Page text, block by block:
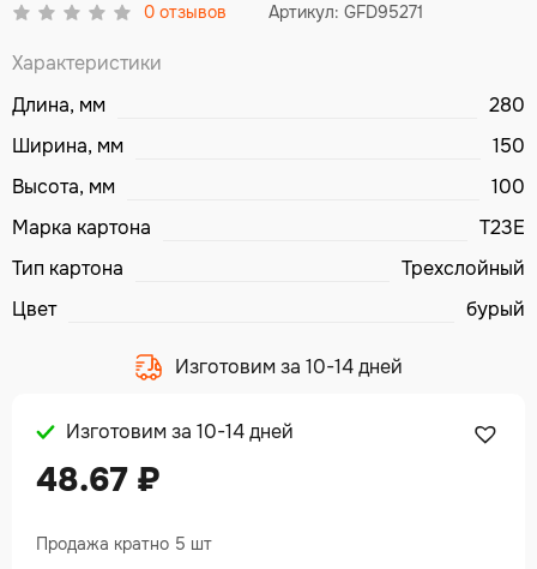
0 отзывов Артикул: GFD95271
Характеристики
Длина, мм
280
Ширина, мм
150
Высота, мм
100
Марка картона
T23E
Тип картона
Трехслойный
Цвет
бурый
Изготовим за 10-14 дней
Изготовим за 10-14 дней
48.67 ₽
Продажа кратно 5 шт